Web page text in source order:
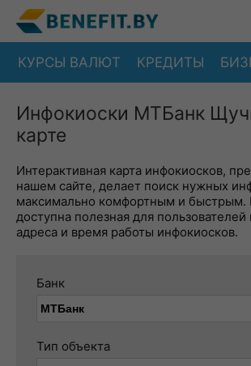
КУРСЫ ВАЛЮТ КРЕДИТЫ
Инфокиоски МТБанк
карте
Интерактивная карта инфокиосков,
нашем сайте, делает поиск нужных
максимально комфортным и быстрым.
доступна полезная для
адреса и время работы инфокиосков.
Банк
Тип объекта